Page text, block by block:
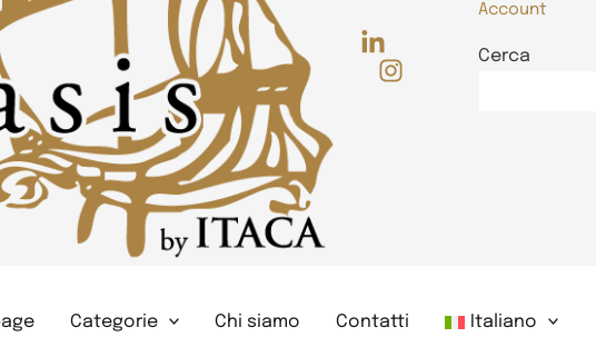
Account
Cerca
Categorie Chi siamo Contatti Italiano